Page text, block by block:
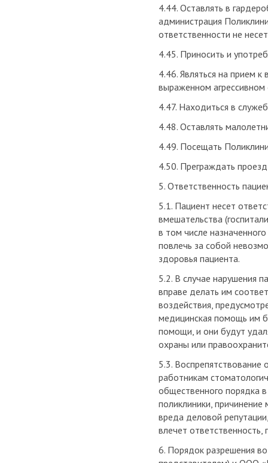
4.44. Оставлять в
администрация
ответственности не
4.45. Приносить и
4.46. Являться на прием
выраженном агрессивном
4.47. Находиться в
4.48. Оставлять
4.49. Посещать
4.50. Преграждать
5. Ответственность
5.1. Пациент несет
вмешательства
в том числе
повлечь за собой
здоровья пациента.
5.2. В случае нарушения
вправе делать им
воздействия,
медицинская помощь им
помощи, и они будут
охраны или
5.3.
работникам
общественного порядка
поликлиники,
вреда деловой
влечет
6. Порядок разрешения